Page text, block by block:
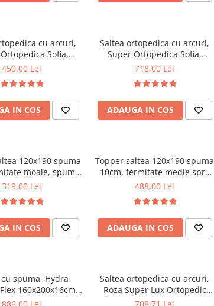
cu arcuri,
Sofia,
fermitate
iarna, sistem
cu butoni, Saltex
450,00 Lei
IN COS
Saltea ortopedica cu arcuri,
Super Ortopedica Sofia,
160x200x20cm, fermitate
fata vara-iarna, sistem
aerisire cu butoni, Saltex
718,00 Lei
ADAUGA IN COS
120x190 spuma
moale, spuma
husa fixa
319,00 Lei
IN COS
Topper saltea 120x190 spuma
10cm, fermitate medie spre
tare, spuma poliuretanica,
microfibra, Saltsib
488,00 Lei
ADAUGA IN COS
spuma, Hydra
160x200x16cm,
mediu spre tare,
Saltea ortopedica cu arcuri,
Roza Super Lux Ortopedic
125x190x25cm, fermitate